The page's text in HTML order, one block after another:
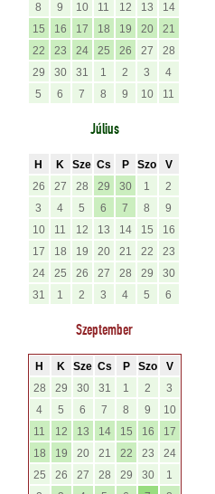
8
9 10 11 12 13
14
15
16 17 18 19 20
21
22
23 24 25 26 27
28
29
30 31 1 2 3
4
5
6 7 8 9 10 11
Július
H K Sze Cs P Szo
V
26
27 28 29 30 1
2
3
4 5 6 7 8
9
10
11 12 13 14 15
16
17
18 19 20 21 22
23
24
25 26 27 28 29
30
31
1 2 3 4 5 6
Szeptember
H K Sze Cs P Szo
V
28
29 30 31 1 2
3
4
5 6 7 8 9
10
11
12 13 14 15 16
17
18
19 20 21 22 23
24
25
26 27 28 29 30
1